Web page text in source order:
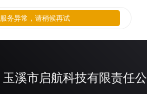
玉溪市启航科技有限责任
服务异常，请稍候再试